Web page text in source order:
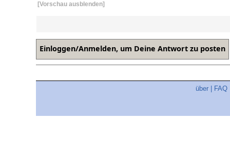
[Vorschau ausblenden]
über FAQ